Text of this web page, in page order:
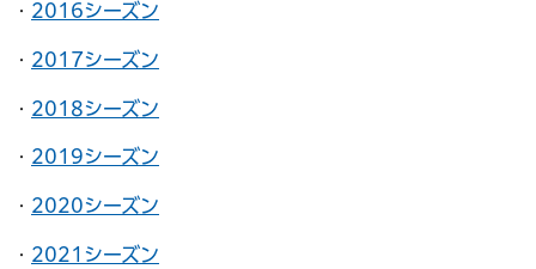
・ 2016シーズン
・ 2017シーズン
・ 2018シーズン
・ 2019シーズン
・ 2020シーズン
・ 2021シーズン